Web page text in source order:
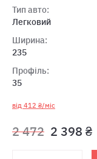
Тип авто:
Легковий
Ширина:
235
Профіль:
35
від 412 ₴/міс
2 472 2 398 ₴